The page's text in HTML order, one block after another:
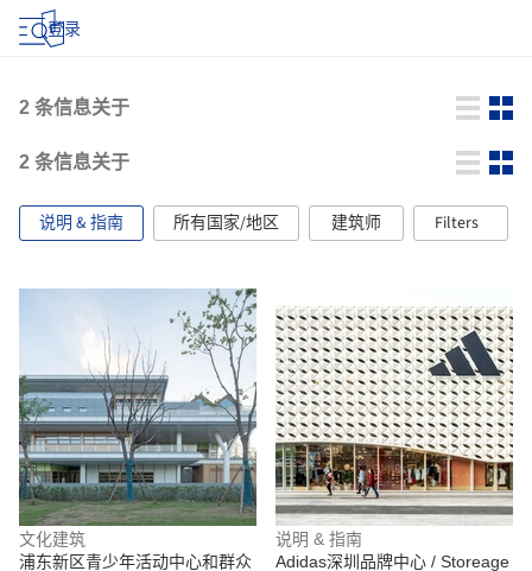
登录
2 条信息关于
2 条信息关于
说明 & 指南 所有国家/地区 建筑师 Filters
文化建筑
浦东新区青少年活动中心和群众
说明 & 指南
Adidas深圳品牌中心 / Storeage